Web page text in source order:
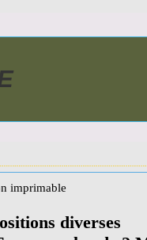
imprimable
diverses